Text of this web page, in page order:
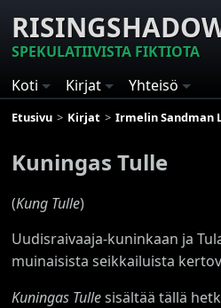
SPEKULATIIVISTA FIKTIOTA
Koti
Kirjat Yhteisö
Etusivu Kirjat Irmelin Sandman
Kuningas Tulle
(Kung Tulle)
Uudisraivaaja-kuninkaan ja
muinaisista seikkailuista
Kuningas Tullesisältää tällä